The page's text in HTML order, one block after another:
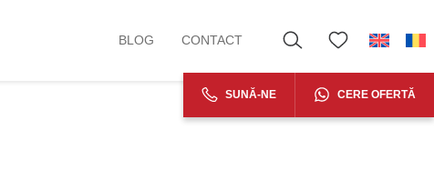
BLOG CONTACT
SUNĂ-NE
CERE OFERTĂ